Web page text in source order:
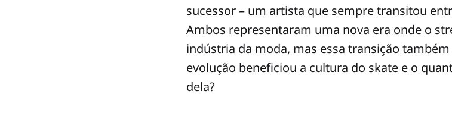
sucessor – um artista que sempre transitou
Ambos representaram uma nova era onde o
indústria da moda, mas essa transição
evolução beneficiou a cultura do skate e o
dela?